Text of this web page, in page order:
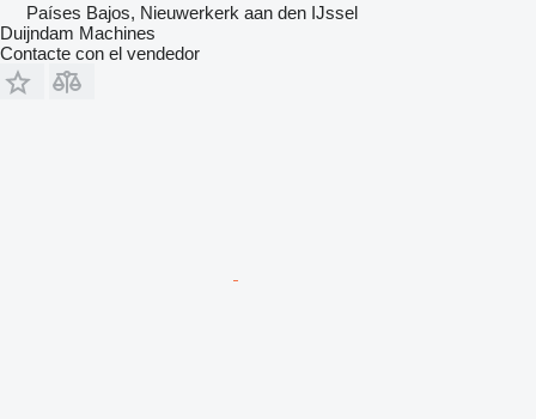
Países Bajos, Nieuwerkerk aan den IJssel
Duijndam Machines
Contacte con el vendedor